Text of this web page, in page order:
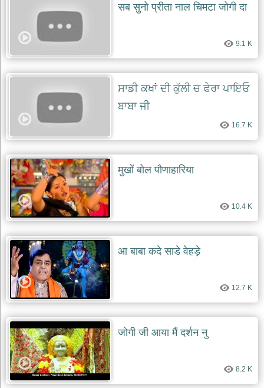
सब सुनो प्रीता नाल चिमटा जोगी दा
9.1 K
ਸਾਡੀ ਕਖਾਂ ਦੀ ਕੁੱਲੀ ਚ ਫੇਰਾ ਪਾਇਓ
ਬਾਬਾ ਜੀ
16.7 K
मुखों बोल पौणाहारिया
10.4 K
आ बाबा कदे साडे वेहड़े
12.7 K
जोगी जी आया मैं दर्शन नु
8.2 K